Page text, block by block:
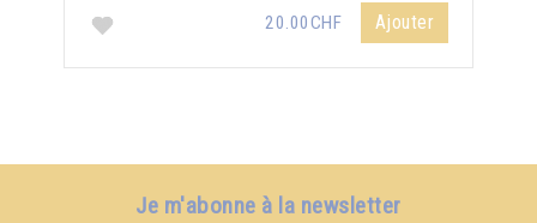
20.00CHF Ajouter
Je m'abonne à la newsletter